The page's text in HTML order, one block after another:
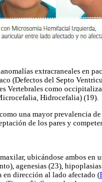
extracraneales en
(Defectos del Septo
Vertebrales como
Hidrocefalia) (19).
una mayor prevalencia
de los pares y
ubicándose ambos en
agenesias (23),
dirección al lado afectado (